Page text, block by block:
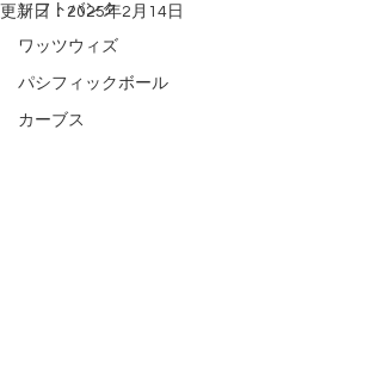
ソフトバンク
ワッツウィズ
パシフィックボール
カーブス
更新日： 2025年2月14日